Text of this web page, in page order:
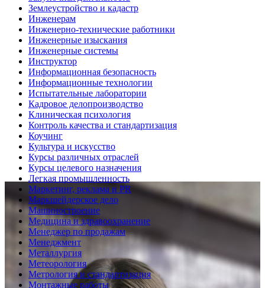
Землеустройство и кадастр
Инженерам
Инженерно-технические работники
Инженерные изыскания
Инженерные системы
Инструктор
Информационная безопасность
Информационные технологии
Испытательные лаборатории
Кадровое делопроизводство
Клиническая психология
Контроль качества и стандартизация
Коучинг
Культура и искусство
Курсы различных отраслей
Курсы целевого назначения
Легкая промышленность
Маркетинг, реклама и PR
Маркшейдерское дело
Машиностроение
Медицина и здравоохранение
Менеджер по продажам
Менеджмент
Металлургия
Метеорология
Метрология и стандартизация
Монтажные работы